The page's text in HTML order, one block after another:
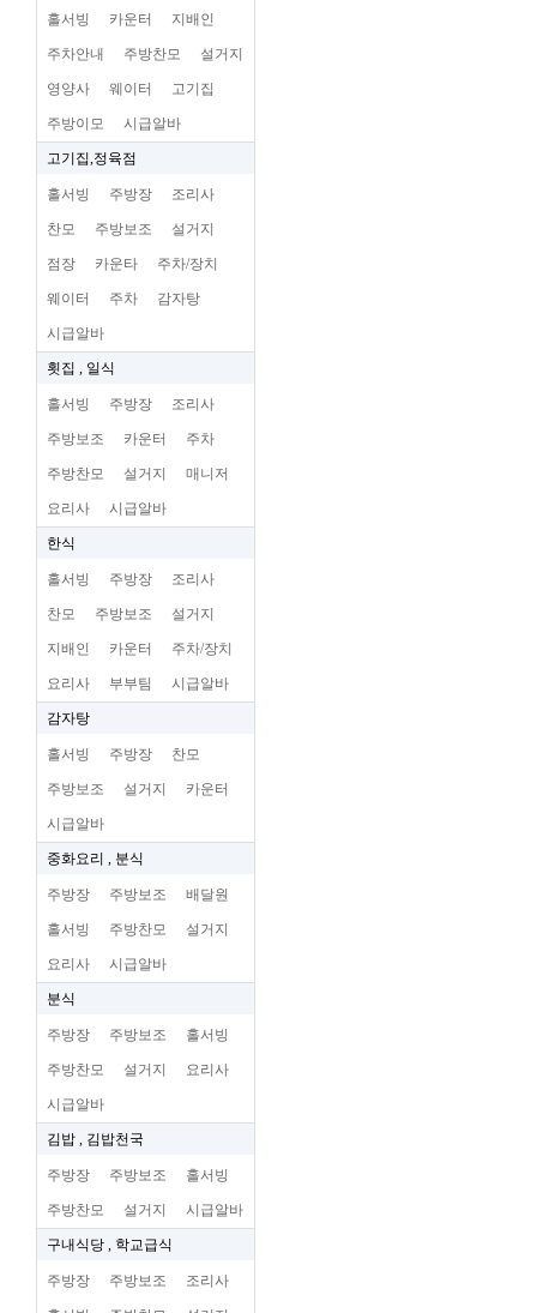
홀서빙 카운터 지배인
주차안내 주방찬모 설거지
영양사 웨이터 고기집
주방이모 시급알바
고기집,정육점
홀서빙 주방장 조리사
찬모 주방보조 설거지
점장 카운타 주차/장치
웨이터 주차 감자탕
시급알바
횟집 , 일식
홀서빙 주방장 조리사
주방보조 카운터 주차
주방찬모 설거지 매니저
요리사 시급알바
한식
홀서빙 주방장 조리사
찬모 주방보조 설거지
지배인 카운터 주차/장치
요리사 부부팀 시급알바
감자탕
홀서빙 주방장 찬모
주방보조 설거지 카운터
시급알바
중화요리 , 분식
주방장 주방보조 배달원
홀서빙 주방찬모 설거지
요리사 시급알바
분식
주방장 주방보조 홀서빙
주방찬모 설거지 요리사
시급알바
김밥 , 김밥천국
주방장 주방보조 홀서빙
주방찬모 설거지 시급알바
구내식당 , 학교급식
주방장 주방보조 조리사